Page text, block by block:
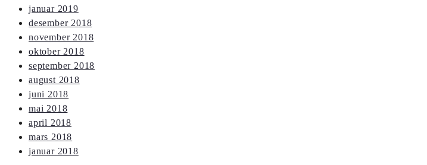
januar 2019
desember 2018
november 2018
oktober 2018
september 2018
august 2018
juni 2018
mai 2018
april 2018
mars 2018
januar 2018